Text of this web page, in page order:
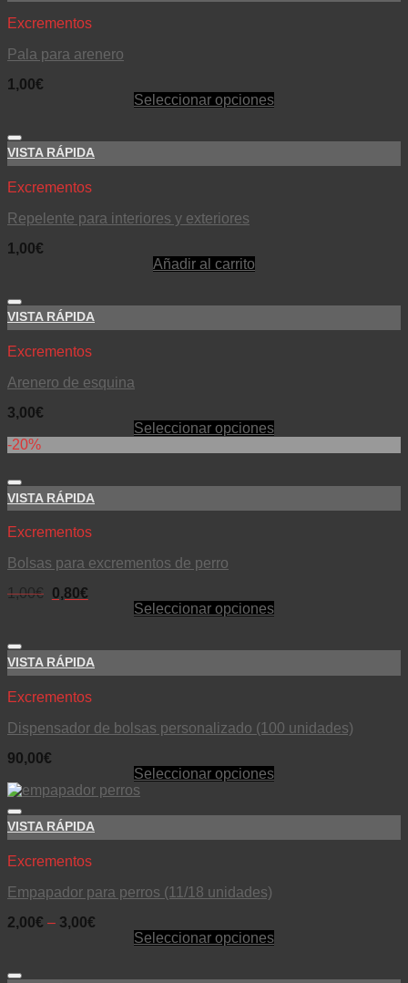
Excrementos
Pala para arenero
1,00€
Seleccionar opciones
VISTA RÁPIDA
Excrementos
Repelente para interiores y exteriores
1,00€
Añadir al carrito
VISTA RÁPIDA
Excrementos
Arenero de esquina
3,00€
Seleccionar opciones
-20%
VISTA RÁPIDA
Excrementos
Bolsas para excrementos de perro
1,00€ 0,80€
Seleccionar opciones
VISTA RÁPIDA
Excrementos
Dispensador de bolsas personalizado (100 unidades)
90,00€
Seleccionar opciones
VISTA RÁPIDA
Excrementos
Empapador para perros (11/18 unidades)
2,00€ – 3,00€
Seleccionar opciones